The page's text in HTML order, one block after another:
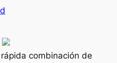
combinación de